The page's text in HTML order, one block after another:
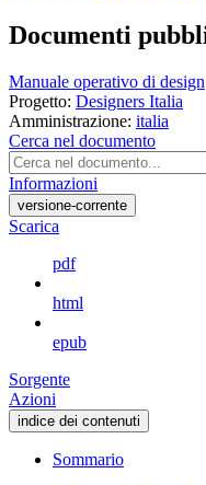
Documenti
Manuale operativo di design
Progetto: Designers Italia
Amministrazione: italia
Cerca nel documento
Informazioni
versione-corrente
Scarica
pdf
html
epub
Sorgente
Azioni
indice dei contenuti
Sommario